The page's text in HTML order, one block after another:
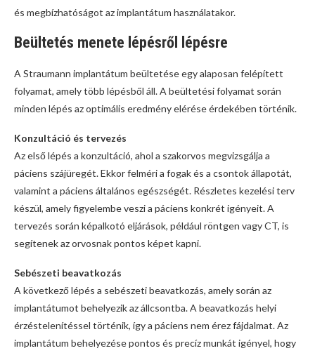
és megbízhatóságot az implantátum használatakor.
Beültetés menete lépésről lépésre
A Straumann implantátum beültetése egy alaposan felépített
folyamat, amely több lépésből áll. A beültetési folyamat során
minden lépés az optimális eredmény elérése érdekében történik.
Konzultáció és tervezés
Az első lépés a konzultáció, ahol a szakorvos megvizsgálja a
páciens szájüregét. Ekkor felméri a fogak és a csontok állapotát,
valamint a páciens általános egészségét. Részletes kezelési terv
készül, amely figyelembe veszi a páciens konkrét igényeit. A
tervezés során képalkotó eljárások, például röntgen vagy CT, is
segítenek az orvosnak pontos képet kapni.
Sebészeti beavatkozás
A következő lépés a sebészeti beavatkozás, amely során az
implantátumot behelyezik az állcsontba. A beavatkozás helyi
érzéstelenítéssel történik, így a páciens nem érez fájdalmat. Az
implantátum behelyezése pontos és precíz munkát igényel, hogy